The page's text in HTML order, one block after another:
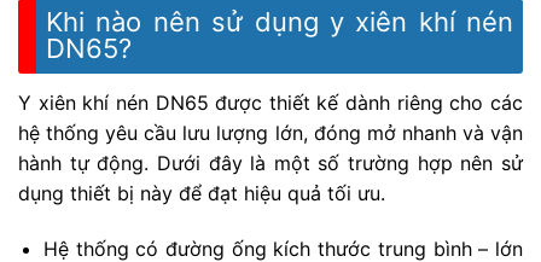
Khi nào nên sử dụng y xiên khí nén
DN65?
Y xiên khí nén DN65 được thiết kế dành riêng cho các
hệ thống yêu cầu lưu lượng lớn, đóng mở nhanh và vận
hành tự động. Dưới đây là một số trường hợp nên sử
dụng thiết bị này để đạt hiệu quả tối ưu.
Hệ thống có đường ống kích thước trung bình – lớn